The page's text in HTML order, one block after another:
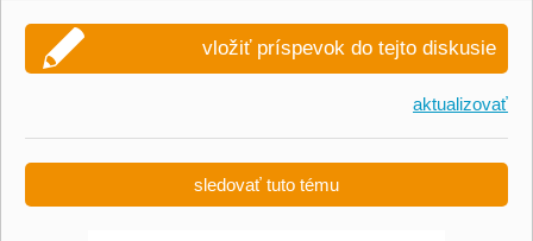
vložiť príspevok do tejto diskusie
aktualizovať
sledovať tuto tému